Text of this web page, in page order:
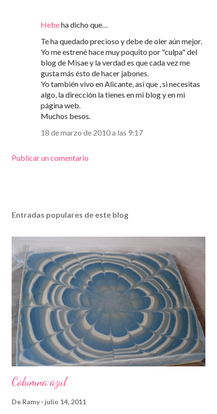
Hebeha dicho que…
Te ha quedado precioso y debe de oler aún mejor.
Yo me estrené hace muy poquito por "culpa" del
blog de Misae y la verdad es que cada vez me
gusta más ésto de hacer jabones.
Yo también vivo en Alicante, así que , si necesitas
algo, la dirección la tienes en mi blog y en mi
página web.
Muchos besos.
18 de marzo de 2010 a las 9:17
Publicar un comentario
Entradas populares de este blog
Columna azul
De Ramy julio 14, 2011